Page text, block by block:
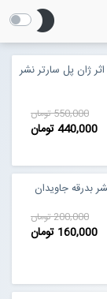
brightness_2
تعلیق (راه های آزادی 1) اثر ژان پل سارتر نشر
550,000 تومان
440,000 تومان
بدرقه جاویدان
200,000 تومان
160,000 تومان